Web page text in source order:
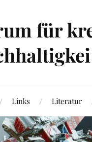
für
Links Literatur